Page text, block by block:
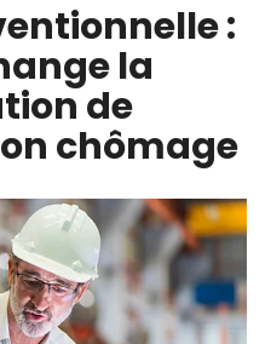
:
la
de
chômage